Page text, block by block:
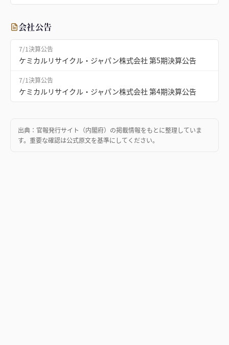
会社公告
7/1決算公告
ケミカルリサイクル・ジャパン株式会社 第5期決算公告
7/1決算公告
ケミカルリサイクル・ジャパン株式会社 第4期決算公告
出典： 官報発行サイト（内閣府） の掲載情報をもとに整理していま
す。重要な確認は公式原文を基準にしてください。